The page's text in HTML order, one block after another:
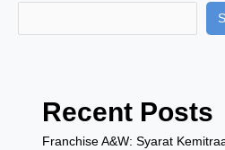
Recent Posts
Franchise A&W: Syarat